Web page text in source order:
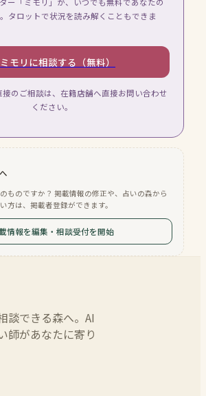
タロットで状況を読み解くこともできま
ミモリに相談する（無料）
接のご相談は、在籍店舗へ直接お問い合わせ
ください。
ものですか？ 掲載情報の修正や、占いの森から
方は、掲載者登録ができます。
情報を編集・相談受付を開始
談できる森へ。AI
師があなたに寄り